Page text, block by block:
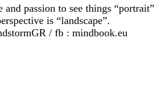
passion to see things “portrait”
is “landscape”.
/ fb : mindbook.eu